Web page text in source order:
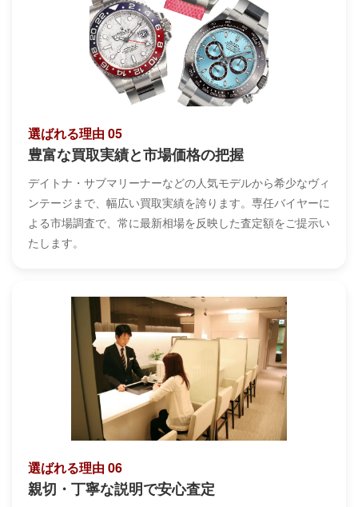
選ばれる理由 05
豊富な買取実績と市場価格の把握
デイトナ・サブマリーナーなどの人気モデルから希少なヴィ
ンテージまで、幅広い買取実績を誇ります。専任バイヤーに
よる市場調査で、常に最新相場を反映した査定額をご提示い
たします。
選ばれる理由 06
親切・丁寧な説明で安心査定